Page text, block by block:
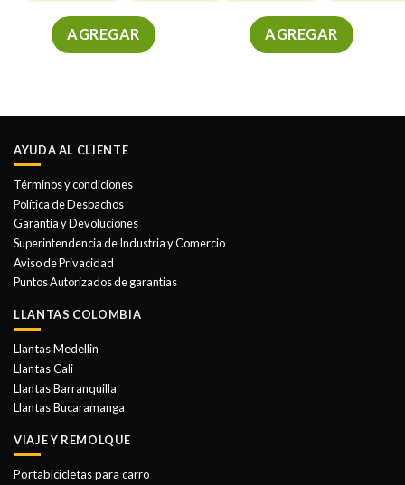
AGREGAR
múltiples
Las
pueden
elegir
en
la
página
de
AGREGAR
múltiples
AYUDA AL CLIENTE
Términos y condiciones
Política de Despachos
Garantía y Devoluciones
Superintendencia de Industria y Comercio
Aviso de Privacidad
Puntos Autorizados de garantias
LLANTAS COLOMBIA
Llantas Medellin
Llantas Cali
Llantas Barranquilla
Llantas Bucaramanga
VIAJE Y REMOLQUE
Portabicicletas para carro